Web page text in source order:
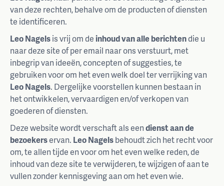
van deze rechten, behalve om de producten of diensten
te identificeren.
Leo Nagelsis vrij om deinhoud van alle berichtendie u
naar deze site of per email naar ons verstuurt, met
inbegrip van ideeën, concepten of suggesties, te
gebruiken voor om het even welk doel ter verrijking van
Leo Nagels. Dergelijke voorstellen kunnen bestaan in
het ontwikkelen, vervaardigen en/of verkopen van
goederen of diensten.
Deze website wordt verschaft als eendienst aan de
bezoekerservan. Leo Nagelsbehoudt zich het recht voor
om, te allen tijde en voor om het even welke reden, de
inhoud van deze site te verwijderen, te wijzigen of aan te
vullen zonder kennisgeving aan om het even wie.